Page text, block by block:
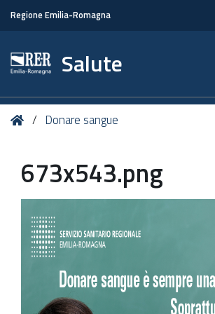
Regione Emilia-Romagna
Salute
Tu HomeDonare sangue
673x543.png